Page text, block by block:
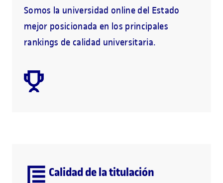
Somos la universidad online del Estado
mejor posicionada en los principales
rankings de calidad universitaria.
Calidad de la titulación